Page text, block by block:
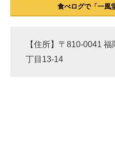
食べログで「一風
【住所】〒810-0041
丁目13-14